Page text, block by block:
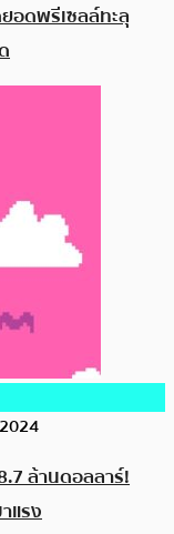
อดพรีเซลล์ทะลุ
ล้านดอลลาร์!
แรง